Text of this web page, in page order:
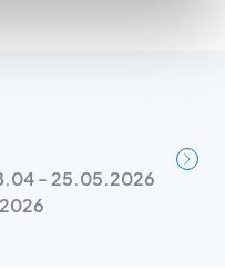
- 25.05.2026